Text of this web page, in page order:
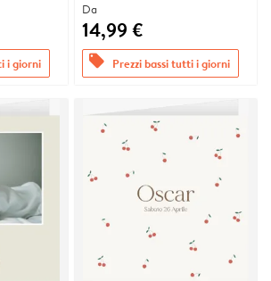
i giorni
Da
14,99 €
offers Prezzi bassi tutti i giorni